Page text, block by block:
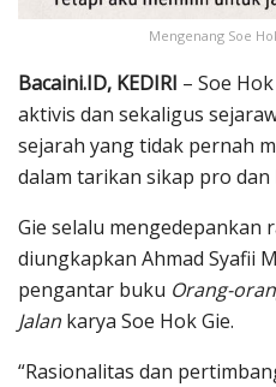
Mengenang Soe
Bacaini.ID, KEDIRI – Soe
aktivis dan sekaligus
sejarah yang tidak pernah
dalam tarikan sikap pro dan
Gie selalu mengedepankan
diungkapkan Ahmad Syafii
pengantar buku Orang-
Jalan karya Soe Hok Gie.
“Rasionalitas dan